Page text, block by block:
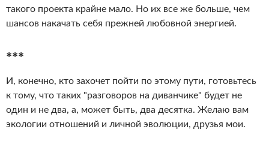
такого проекта крайне мало. Но их все же больше, чем
шансов накачать себя прежней любовной энергией.
***
И, конечно, кто захочет пойти по этому пути, готовьтесь
к тому, что таких "разговоров на диванчике" будет не
один и не два, а, может быть, два десятка. Желаю вам
экологии отношений и личной эволюции, друзья мои.